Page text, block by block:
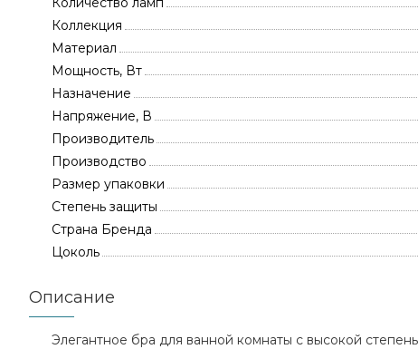
Коллекция
Материал
Мощность, Вт
Назначение
Напряжение, В
Производитель
Производство
Размер упаковки
Степень защиты
Страна Бренда
Цоколь
Описание
Элегантное бра для ванной комнаты с высокой